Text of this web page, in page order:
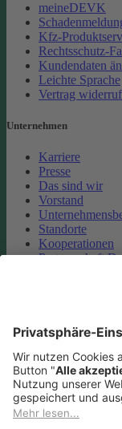
meineDEVK
Kfz-
Rechtsschutz-
Kundendaten
Leichte Sprache
Vertrag
Unternehmen
Karriere
Presse
Das sind wir
Vorstand
Standorte
Kooperationen
Partnerschaft
Cookie-
Datenschutz
Impressum